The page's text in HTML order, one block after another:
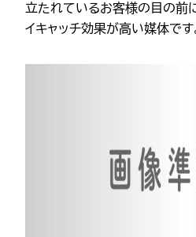
立たれているお客様の目の前
イキャッチ効果が高い媒体です